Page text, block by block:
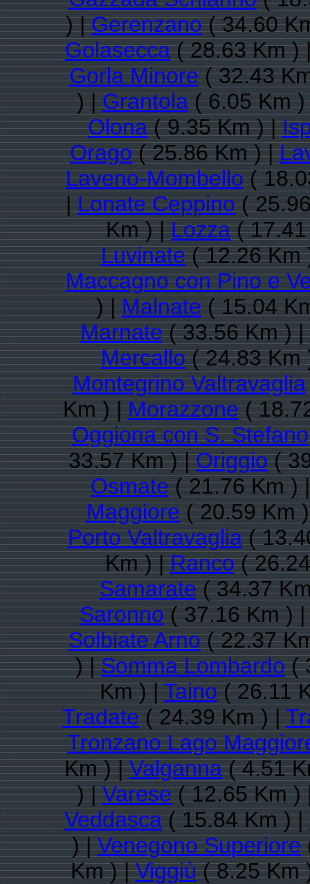
) |Gerenzano( 34.60
Golasecca( 28.63 Km )
Gorla Minore( 32.43
) |Grantola( 6.05 Km
Olona( 9.35 Km ) |
Orago( 25.86 Km ) |
Laveno-Mombello(
|Lonate Ceppino(
Km ) |Lozza(
Luvinate( 12.26 Km
Maccagno con Pino e
) |Malnate( 15.04
Marnate( 33.56 Km ) |
Mercallo( 24.83 Km
Montegrino Valtravaglia
Km ) |Morazzone(
Oggiona con S. Stefano
33.57 Km ) |Origgio(
Osmate( 21.76 Km )
Maggiore( 20.59 Km
Porto Valtravaglia(
Km ) |Ranco(
Samarate( 34.37
Saronno( 37.16 Km )
Solbiate Arno( 22.37
) |Somma Lombardo(
Km ) |Taino( 26.11
Tradate( 24.39 Km ) |
Tronzano Lago
Km ) |Valganna( 4.51
) |Varese( 12.65 Km
Veddasca( 15.84 Km ) |
) |Venegono Superiore
Km ) |Viggiù( 8.25 Km